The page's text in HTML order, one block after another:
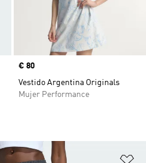
Precio
€ 80
Vestido Argentina Originals
Mujer Performance